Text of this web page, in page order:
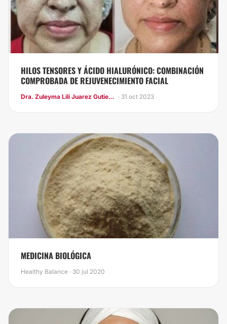
HILOS TENSORES Y ÁCIDO HIALURÓNICO: COMBINACIÓN
COMPROBADA DE REJUVENECIMIENTO FACIAL
Dra. Zuleyma Lili Juarez Gutierrez · 31 oct 2023
MEDICINA BIOLÓGICA
Healthy Balance · 30 jul 2020